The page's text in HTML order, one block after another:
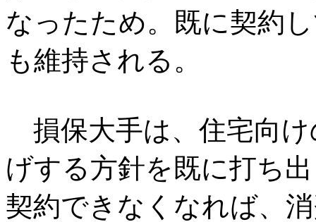
なったため。既に契約
も維持される。
損保大手は、住宅向け
げする方針を既に打ち
契約できなくなれば、